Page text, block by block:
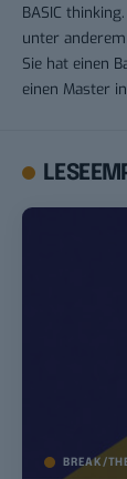
BASIC
unter
Sie hat einen
einen Master
BREAK/